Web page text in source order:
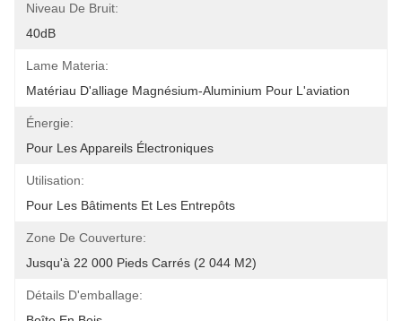
Niveau De Bruit:
40dB
Lame Materia:
Matériau D'alliage Magnésium-Aluminium Pour L'aviation
Énergie:
Pour Les Appareils Électroniques
Utilisation:
Pour Les Bâtiments Et Les Entrepôts
Zone De Couverture:
Jusqu'à 22 000 Pieds Carrés (2 044 M2)
Détails D'emballage: